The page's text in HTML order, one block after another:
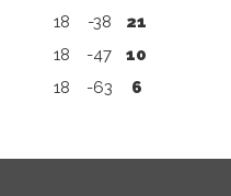
18 -38
21
18 -47
10
18 -63 6